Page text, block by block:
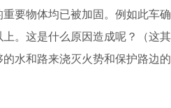
重要物体均已被加固。例如此车
。这是什么原因造成呢？（这
水和路来浇灭火势和保护路边